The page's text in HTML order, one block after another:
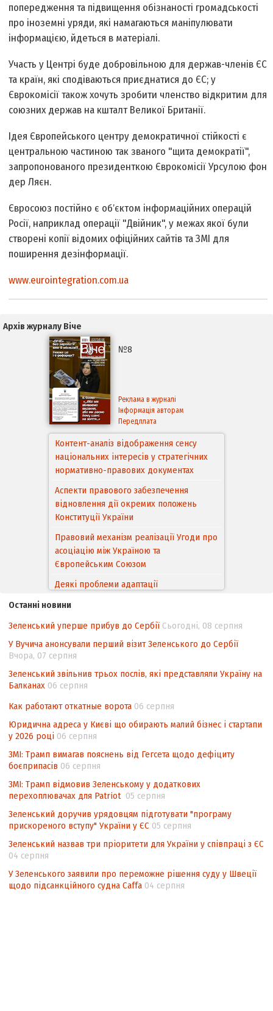
попередження та підвищення обізнаності громадськості
про іноземні уряди, які намагаються маніпулювати
інформацією, йдеться в матеріалі.
Участь у Центрі буде добровільною для держав-членів ЄС
та країн, які сподіваються приєднатися до ЄС; у
Єврокомісії також хочуть зробити членство відкритим для
союзних держав на кшталт Великої Британії.
Ідея Європейського центру демократичної стійкості є
центральною частиною так званого "щита демократії",
запропонованого президенткою Єврокомісії Урсулою фон
дер Ляєн.
Євросоюз постійно є обʼєктом інформаційних операцій
Росії, наприклад операції "Двійник", у межах якої були
створені копії відомих офіційних сайтів та ЗМІ для
поширення дезінформації.
www.eurointegration.com.ua
Архів журналу Віче
№8
Реклама в журналі
Інформація авторам
Передплата
Контент-аналіз відображення сенсу
національних інтересів у стратегічних
нормативно-правових документах
Аспекти правового забезпечення
відновлення дії окремих положень
Конституції України
Правовий механізм реалізації Угоди про
асоціацію між Україною та
Європейським Cоюзом
Деякі проблеми адаптації
походження товарів відповідно до
Угоди про торговельні аспекти прав
інтелектуальної власності (TRIPS) у
контексті євроінтеграції
Аналіз виборчого законодавства щодо
невизначеності механізму повторного
Інформаційна безпека суспільства
Останні новини
Зеленський уперше прибув до Сербії Сьогодні, 08 серпня
У Вучича анонсували перший візит Зеленського до Сербії
Вчора, 07 серпня
Зеленський звільнив трьох послів, які представляли Україну на
Балканах 06 серпня
Как работают откатные ворота 06 серпня
Юридична адреса у Києві що обирають малий бізнес і стартапи
у 2026 році 06 серпня
ЗМІ: Трамп вимагав пояснень від Гегсета щодо дефіциту
боєприпасів 06 серпня
ЗМІ: Трамп відмовив Зеленському у додаткових
перехоплювачах для Patriot 05 серпня
Зеленський доручив урядовцям підготувати "програму
прискореного вступу" України у ЄС 05 серпня
Зеленський назвав три пріоритети для України у співпраці з ЄС
04 серпня
У Зеленського заявили про переможне рішення суду у Швеції
щодо підсанкційного судна Caffa 04 серпня